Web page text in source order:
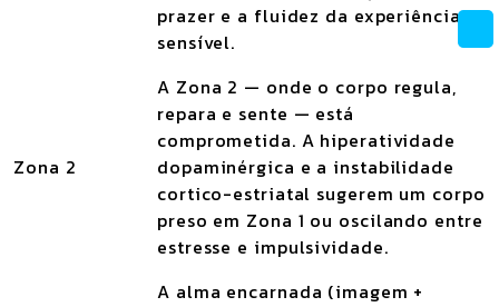
prazer e a fluidez da experiência
sensível.
Zona 2
A Zona 2 — onde o corpo regula,
repara e sente — está
comprometida. A hiperatividade
dopaminérgica e a instabilidade
cortico-estriatal sugerem um corpo
preso em Zona 1 ou oscilando entre
estresse e impulsividade.
A alma encarnada (imagem +